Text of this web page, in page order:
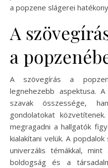
a popzene slágerei
A
a
A szövegírás a
legnehezebb aspektusa.
szavak összessége,
gondolatokat
megragadni a hallgatók
kialakítani velük. A
univerzális témákkal,
boldogság és a